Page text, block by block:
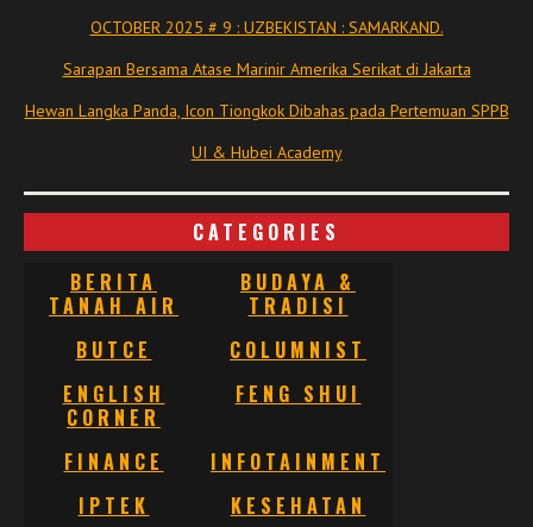
OCTOBER 2025 # 9 : UZBEKISTAN : SAMARKAND.
Sarapan Bersama Atase Marinir Amerika Serikat di Jakarta
Hewan Langka Panda, Icon Tiongkok Dibahas pada Pertemuan SPPB
UI & Hubei Academy
CATEGORIES
BERITA
TANAH AIR
BUDAYA &
TRADISI
BUTCE
COLUMNIST
ENGLISH
CORNER
FENG SHUI
FINANCE
INFOTAINMENT
IPTEK
KESEHATAN